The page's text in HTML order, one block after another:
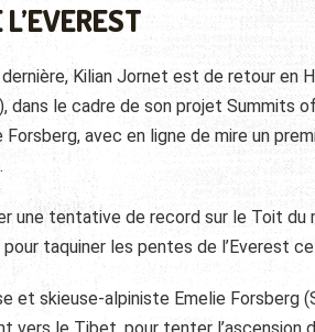
L’EVEREST
Kilian Jornet est de retour en
dans le cadre de son projet Summits
avec en ligne de mire un
une tentative de record sur le Toit du
taquiner les pentes de l’Everest
et skieuse-alpiniste Emelie Forsberg